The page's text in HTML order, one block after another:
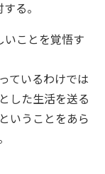
る。
いことを覚悟す
ているわけでは
した生活を送る
いうことをあら